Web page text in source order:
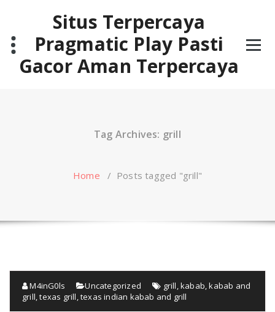
Situs Terpercaya
Pragmatic Play Pasti
Gacor Aman Terpercaya
Tag Archives: grill
Home / Posts tagged "grill"
M4inG0ls Uncategorized grill ,kabab ,kabab and
grill ,texas grill ,texas indian kabab and grill